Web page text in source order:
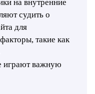
на внутренние
судить о
для
такие как
играют важную